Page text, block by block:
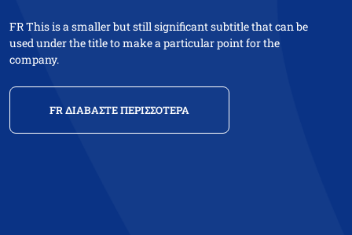
FR This is a smaller but still significant subtitle that can be
used under the title to make a particular point for the
company.
FR ΔΙΑΒΑΣΤΕ ΠΕΡΙΣΣΟΤΕΡΑ